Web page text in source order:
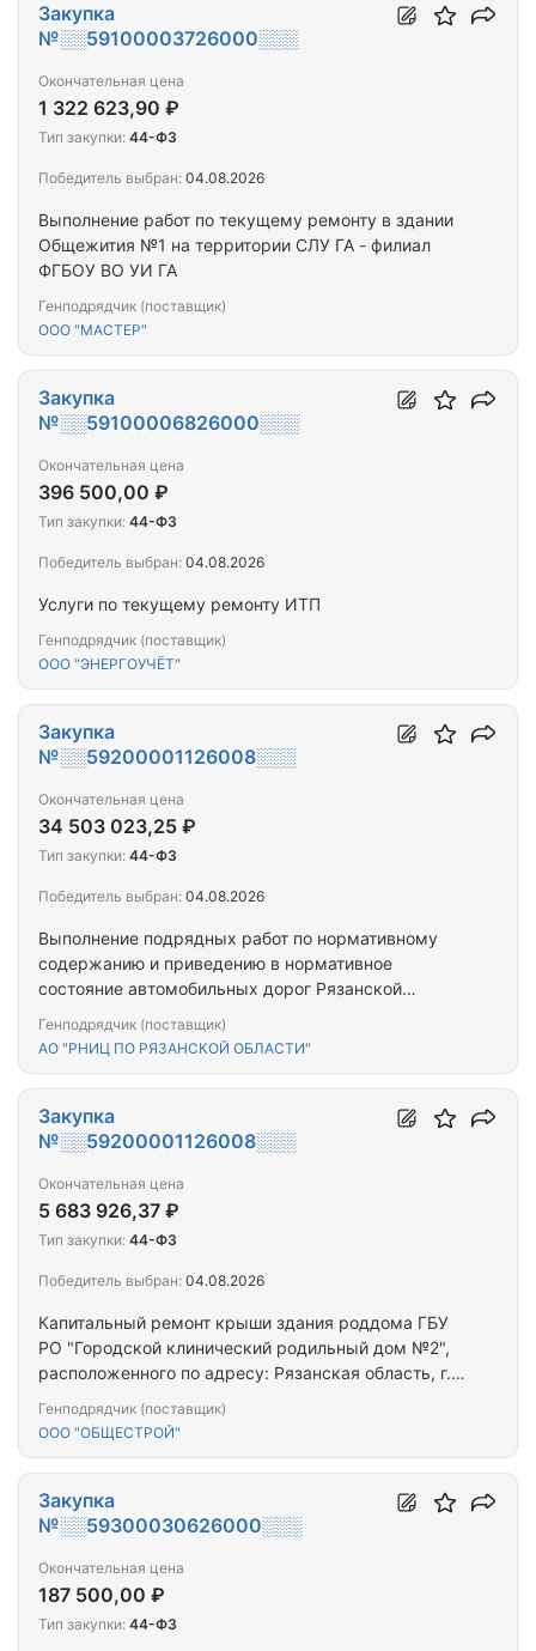
Выполнение работ по текущему ремонту в здании
Общежития №1 на территории СЛУ ГА - филиал
ФГБОУ ВО УИ ГА
Генподрядчик (поставщик)
ООО "МАСТЕР"
Закупка
№░░59100003726000░░░
Окончательная цена
1 322 623,90 ₽
Тип закупки: 44-ФЗ
Победитель выбран: 04.08.2026
Услуги по текущему ремонту ИТП
Генподрядчик (поставщик)
ООО "ЭНЕРГОУЧЁТ"
Закупка
№░░59100006826000░░░
Окончательная цена
396 500,00 ₽
Тип закупки: 44-ФЗ
Победитель выбран: 04.08.2026
Выполнение подрядных работ по нормативному
содержанию и приведению в нормативное
состояние автомобильных дорог Рязанской
обслуживание, обновление программного
Генподрядчик (поставщик)
АО "РНИЦ ПО РЯЗАНСКОЙ ОБЛАСТИ"
Закупка
№░░59200001126008░░░
Окончательная цена
34 503 023,25 ₽
Тип закупки: 44-ФЗ
Победитель выбран: 04.08.2026
Капитальный ремонт крыши здания роддома ГБУ
РО "Городской клинический родильный дом №2",
расположенного по адресу: Рязанская область, г.
Генподрядчик (поставщик)
ООО "ОБЩЕСТРОЙ"
Закупка
№░░59200001126008░░░
Окончательная цена
5 683 926,37 ₽
Тип закупки: 44-ФЗ
Победитель выбран: 04.08.2026
Закупка
№░░59300030626000░░░
Окончательная цена
187 500,00 ₽
Тип закупки: 44-ФЗ